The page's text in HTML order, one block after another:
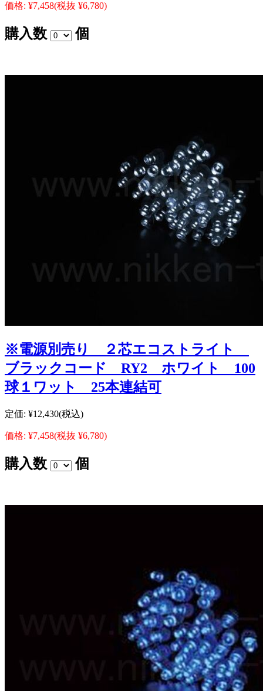
価格: ¥7,458(税抜 ¥6,780)
購入数 個
※電源別売り ２芯エコストライト
ブラックコード RY2 ホワイト 100
球１ワット 25本連結可
定価: ¥12,430(税込)
価格: ¥7,458(税抜 ¥6,780)
購入数 個